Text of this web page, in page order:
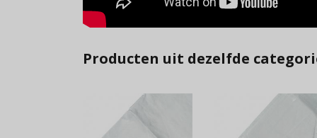
Producten uit dezelfde